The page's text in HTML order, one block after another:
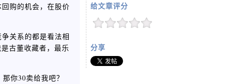
给文章评分
分享
购的机会，在股价
关系的都是看法相
古董收藏者，最乐
你30卖给我吧？